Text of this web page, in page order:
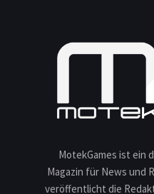
MotekGames ist ein
Magazin für News und
veröffentlicht die